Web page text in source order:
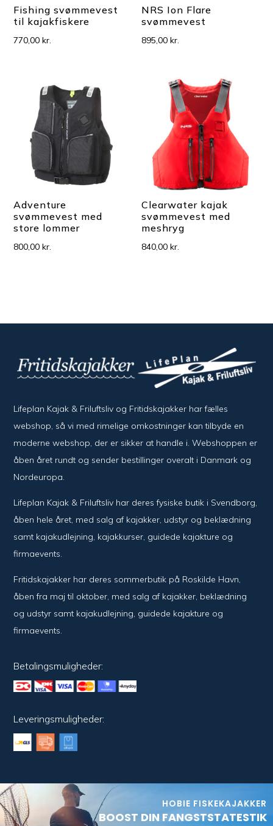
Fishing svømmevest
til kajakfiskere
770,00kr.
NRS Ion Flare
svømmevest
895,00kr.
Adventure
svømmevest med
store lommer
800,00kr.
Clearwater kajak
svømmevest med
meshryg
840,00kr.
Lifeplan Kajak & Friluftsliv og Fritidskajakker har fælles
webshop, så vi med rimelige omkostninger kan tilbyde en
moderne webshop, der er sikker at handle i. Webshoppen er
åben året rundt og sender bestillinger overalt i Danmark og
Nordeuropa.
Lifeplan Kajak & Friluftsliv har deres fysiske butik i Svendborg,
åben hele året, med salg af kajakker, udstyr og beklædning
samt kajakudlejning, kajakkurser, guidede kajakture og
firmaevents.
Fritidskajakker har deres sommerbutik på Roskilde Havn,
åben fra maj til oktober, med salg af kajakker, beklædning
og udstyr samt kajakudlejning, guidede kajakture og
firmaevents.
Betalingsmuligheder:
Leveringsmuligheder:
HOBIE FISKEKAJAKKER
BOOST DIN FANGSTSTATESTIK